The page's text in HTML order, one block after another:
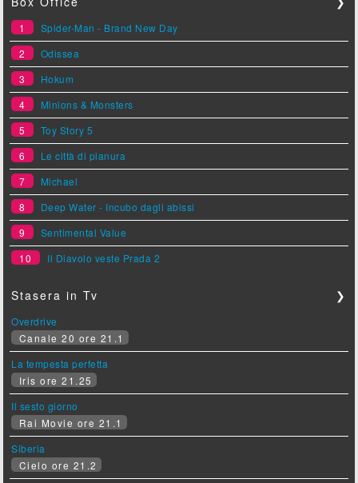
1
Spider-Man - Brand New Day
2
Odissea
3
Hokum
4
Minions & Monsters
5
Toy Story 5
6
Le città di pianura
7
Michael
8
Deep Water - Incubo dagli abissi
9
Sentimental Value
10
Il Diavolo veste Prada 2
Stasera in Tv ❯
Overdrive
Canale 20 ore 21.1
La tempesta perfetta
Iris ore 21.25
Il sesto giorno
Rai Movie ore 21.1
Siberia
Cielo ore 21.2